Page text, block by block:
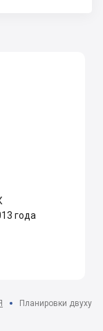
года
Планировки